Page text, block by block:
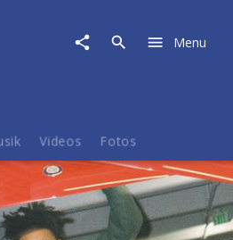
Menu
Videos Fotos